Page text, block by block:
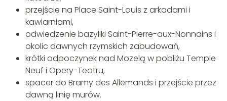
przejście na Place Saint-Louis z arkadami i
kawiarniami,
odwiedzenie bazyliki Saint-Pierre-aux-Nonnains i
okolic dawnych rzymskich zabudowań,
krótki odpoczynek nad Mozelą w pobliżu Temple
Neuf i Opery-Teatru,
spacer do Bramy des Allemands i przejście przez
dawną linię murów.